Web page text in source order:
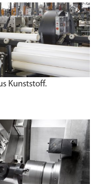
Kunststoff.